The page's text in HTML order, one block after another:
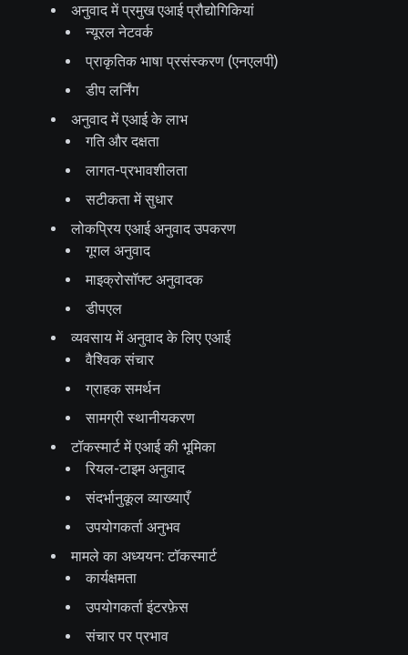
अनुवाद में प्रमुख एआई प्रौद्योगिकियां
न्यूरल नेटवर्क
प्राकृतिक भाषा प्रसंस्करण (एनएलपी)
डीप लर्निंग
अनुवाद में एआई के लाभ
गति और दक्षता
लागत-प्रभावशीलता
सटीकता में सुधार
लोकप्रिय एआई अनुवाद उपकरण
गूगल अनुवाद
माइक्रोसॉफ्ट अनुवादक
डीपएल
व्यवसाय में अनुवाद के लिए एआई
वैश्विक संचार
ग्राहक समर्थन
सामग्री स्थानीयकरण
टॉकस्मार्ट में एआई की भूमिका
रियल-टाइम अनुवाद
संदर्भानुकूल व्याख्याएँ
उपयोगकर्ता अनुभव
मामले का अध्ययन: टॉकस्मार्ट
कार्यक्षमता
उपयोगकर्ता इंटरफ़ेस
संचार पर प्रभाव